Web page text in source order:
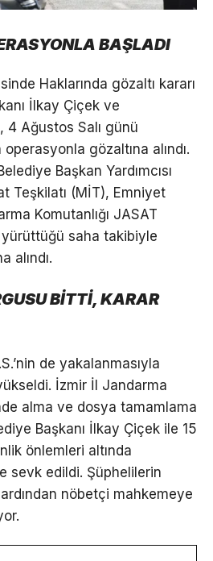
BAŞLADI
Haklarında gözaltı kararı
İlkay Çiçek ve
4 Ağustos Salı günü
gözaltına alındı.
Başkan Yardımcısı
Teşkilatı (MİT), Emniyet
Komutanlığı JASAT
saha takibiyle
alındı.
BİTTİ, KARAR
de yakalanmasıyla
İzmir İl Jandarma
alma ve dosya tamamlama
Başkanı İlkay Çiçek ile 15
önlemleri altında
sevk edildi. Şüphelilerin
ardından nöbetçi mahkemeye